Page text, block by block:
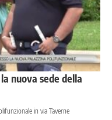
nuova sede della
in via Taverne